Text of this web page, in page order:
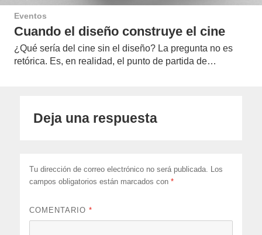
Eventos
Cuando el diseño construye el cine
¿Qué sería del cine sin el diseño? La pregunta no es
retórica. Es, en realidad, el punto de partida de…
Deja una respuesta
Tu dirección de correo electrónico no será publicada.
Los
campos obligatorios están marcados con*
COMENTARIO*